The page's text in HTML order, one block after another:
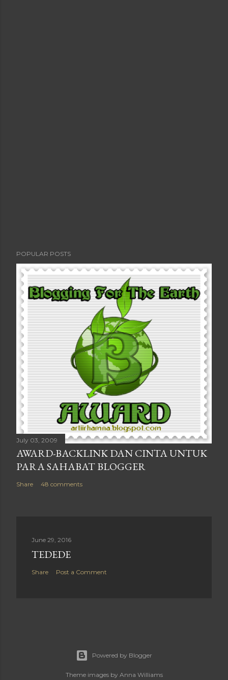
POPULAR POSTS
July 03, 2009
AWARD-BACKLINK DAN CINTA UNTUK
PARA SAHABAT BLOGGER
Share 48 comments
June 29, 2016
TEDEDE
Share Post a Comment
Powered by Blogger
Theme images by Anna Williams